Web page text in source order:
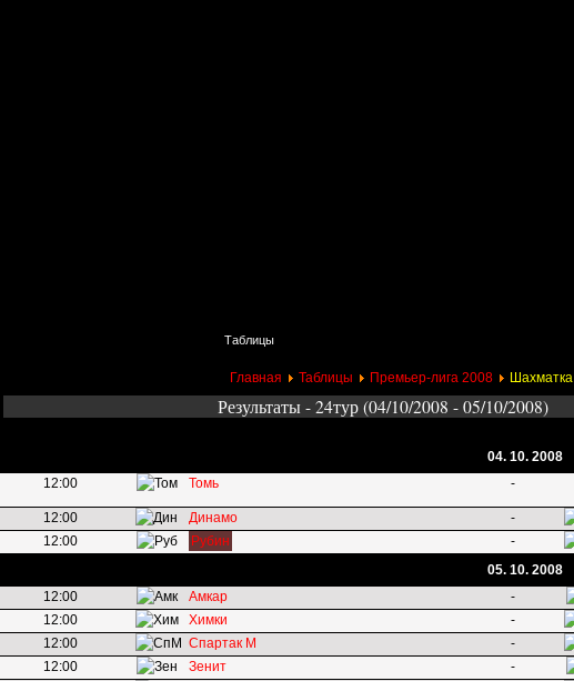
Таблицы
Главная Таблицы Премьер-лига 2008 Шахматка
Результаты - 24тур (04/10/2008 - 05/10/2008)
04. 10. 2008
12:00
Томь -
12:00 Динамо -
12:00
Рубин -
05. 10. 2008
12:00
Амкар -
12:00
Химки -
12:00
Спартак М -
12:00
Зенит -